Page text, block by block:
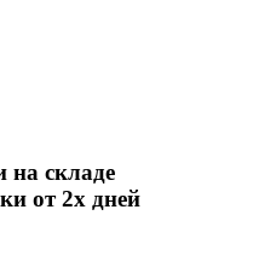
на складе
от 2х дней